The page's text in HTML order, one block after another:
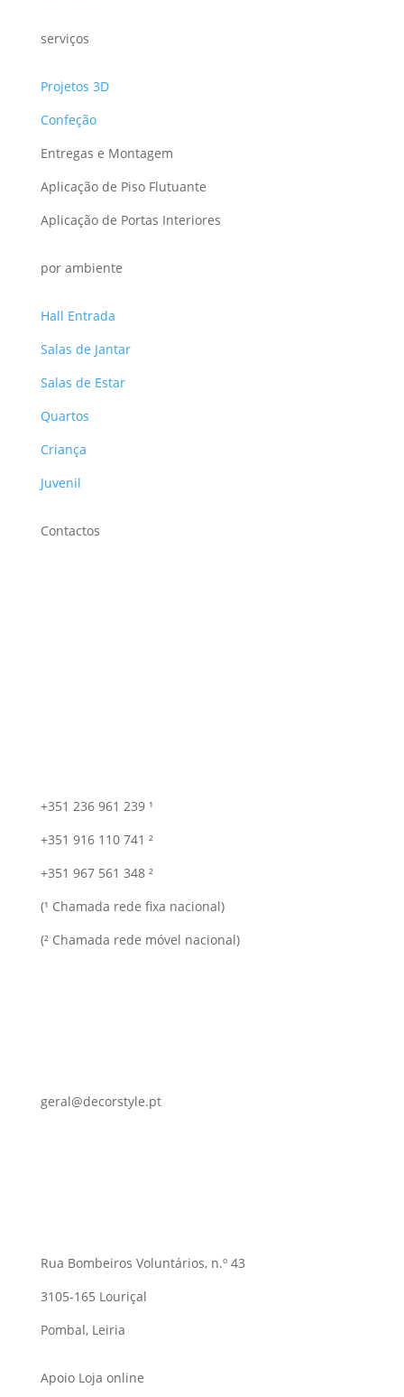
serviços
Projetos 3D
Confeção
Entregas e Montagem
Aplicação de Piso Flutuante
Aplicação de Portas Interiores
por ambiente
Hall Entrada
Salas de Jantar
Salas de Estar
Quartos
Criança
Juvenil
Contactos
+351 236 961 239 ¹
+351 916 110 741 ²
+351 967 561 348 ²
(¹ Chamada rede fixa nacional)
(² Chamada rede móvel nacional)
geral@decorstyle.pt
Rua Bombeiros Voluntários, n.º 43
3105-165 Louriçal
Pombal, Leiria
Apoio Loja online